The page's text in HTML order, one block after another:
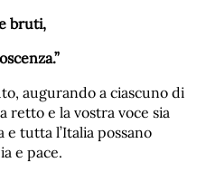
bruti,
augurando a ciascuno di
retto e la vostra voce sia
tutta l’Italia possano
e pace.